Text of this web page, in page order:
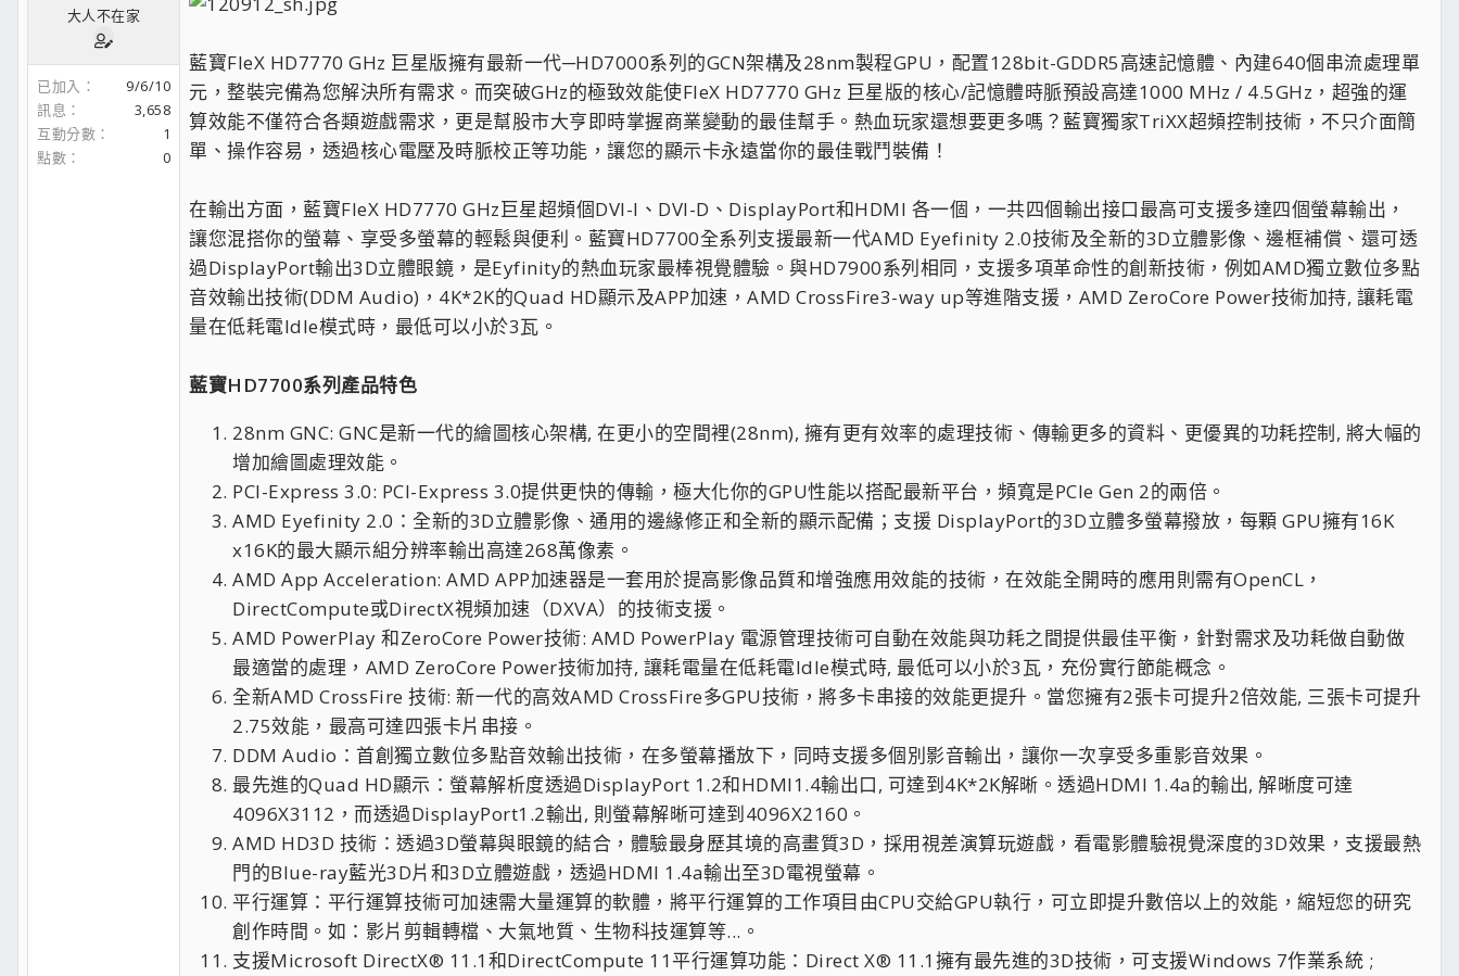
大人不在家
已加入
9/6/10
訊息
3,658
互動分數
1
點數
0
藍寶FleX HD7770 GHz 巨星版擁有最新一代─HD7000系列的GCN架構及28nm製程GPU，配置128bit-GDDR5高速記憶體、內建640個串流處理單
元，整裝完備為您解決所有需求。而突破GHz的極致效能使FleX HD7770 GHz 巨星版的核心/記憶體時脈預設高達1000 MHz / 4.5GHz，超強的運
算效能不僅符合各類遊戲需求，更是幫股市大亨即時掌握商業變動的最佳幫手。熱血玩家還想要更多嗎？藍寶獨家TriXX超頻控制技術，不只介面簡
單、操作容易，透過核心電壓及時脈校正等功能，讓您的顯示卡永遠當你的最佳戰鬥裝備！
在輸出方面，藍寶FleX HD7770 GHz巨星超頻個DVI-I、DVI-D、DisplayPort和HDMI 各一個，一共四個輸出接口最高可支援多達四個螢幕輸出，
讓您混搭你的螢幕、享受多螢幕的輕鬆與便利。藍寶HD7700全系列支援最新一代AMD Eyefinity 2.0技術及全新的3D立體影像、邊框補償、還可透
過DisplayPort輸出3D立體眼鏡，是Eyfinity的熱血玩家最棒視覺體驗。與HD7900系列相同，支援多項革命性的創新技術，例如AMD獨立數位多點
音效輸出技術(DDM Audio)，4K*2K的Quad HD顯示及APP加速，AMD CrossFire3-way up等進階支援，AMD ZeroCore Power技術加持, 讓耗電
量在低耗電Idle模式時，最低可以小於3瓦。
藍寶HD7700系列產品特色
28nm GNC: GNC是新一代的繪圖核心架構, 在更小的空間裡(28nm), 擁有更有效率的處理技術、傳輸更多的資料、更優異的功耗控制, 將大幅的
增加繪圖處理效能。
PCI-Express 3.0: PCI-Express 3.0提供更快的傳輸，極大化你的GPU性能以搭配最新平台，頻寬是PCIe Gen 2的兩倍。
AMD Eyefinity 2.0：全新的3D立體影像、通用的邊緣修正和全新的顯示配備；支援 DisplayPort的3D立體多螢幕撥放，每顆 GPU擁有16K
x16K的最大顯示組分辨率輸出高達268萬像素。
AMD App Acceleration: AMD APP加速器是一套用於提高影像品質和增強應用效能的技術，在效能全開時的應用則需有OpenCL，
DirectCompute或DirectX視頻加速（DXVA）的技術支援。
AMD PowerPlay 和ZeroCore Power技術: AMD PowerPlay 電源管理技術可自動在效能與功耗之間提供最佳平衡，針對需求及功耗做自動做
最適當的處理，AMD ZeroCore Power技術加持, 讓耗電量在低耗電Idle模式時, 最低可以小於3瓦，充份實行節能概念。
全新AMD CrossFire 技術: 新一代的高效AMD CrossFire多GPU技術，將多卡串接的效能更提升。當您擁有2張卡可提升2倍效能, 三張卡可提升
2.75效能，最高可達四張卡片串接。
DDM Audio：首創獨立數位多點音效輸出技術，在多螢幕播放下，同時支援多個別影音輸出，讓你一次享受多重影音效果。
最先進的Quad HD顯示：螢幕解析度透過DisplayPort 1.2和HDMI1.4輸出口, 可達到4K*2K解晰。透過HDMI 1.4a的輸出, 解晰度可達
4096X3112，而透過DisplayPort1.2輸出, 則螢幕解晰可達到4096X2160。
AMD HD3D 技術：透過3D螢幕與眼鏡的結合，體驗最身歷其境的高畫質3D，採用視差演算玩遊戲，看電影體驗視覺深度的3D效果，支援最熱
門的Blue-ray藍光3D片和3D立體遊戲，透過HDMI 1.4a輸出至3D電視螢幕。
平行運算：平行運算技術可加速需大量運算的軟體，將平行運算的工作項目由CPU交給GPU執行，可立即提升數倍以上的效能，縮短您的研究
創作時間。如：影片剪輯轉檔、大氣地質、生物科技運算等...。
支援Microsoft DirectX® 11.1和DirectCompute 11平行運算功能：Direct X® 11.1擁有最先進的3D技術，可支援Windows 7作業系統 ;